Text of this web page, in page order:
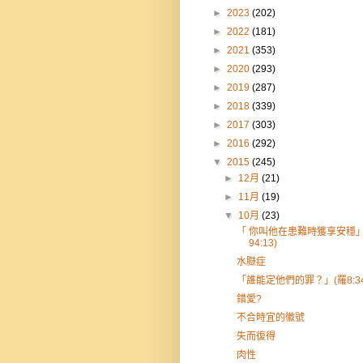
► 2023 (202)
► 2022 (181)
► 2021 (353)
► 2020 (293)
► 2019 (287)
► 2018 (339)
► 2017 (303)
► 2016 (292)
▼ 2015 (245)
► 12月(21)
► 11月(19)
▼ 10月(23)
「 你叫他在患難時獲享安穩
94:13)
水臌症
「誰能定他們的罪？」(羅
錯愛?
不合時宜的徽號
失而復得
肉性